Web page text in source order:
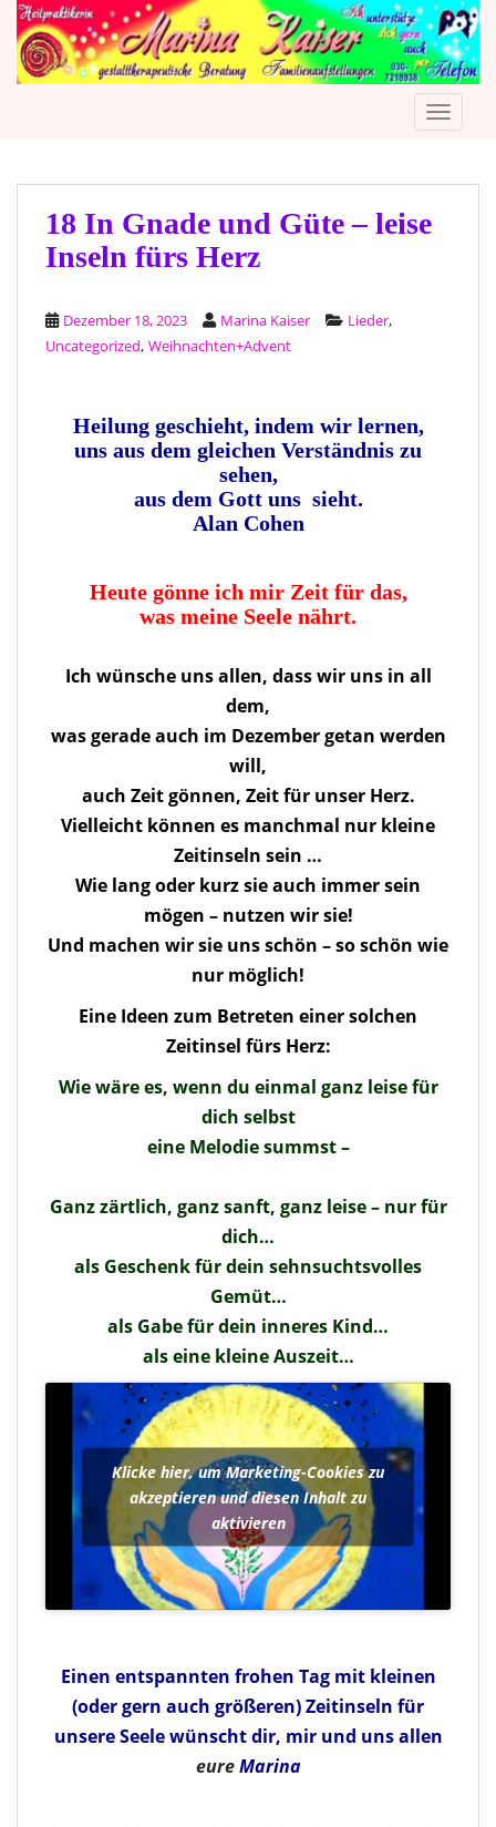
18 In Gnade und Güte – leise
Inseln fürs Herz
Dezember 18, 2023 Marina Kaiser Lieder,
Uncategorized, Weihnachten+Advent
Heilung geschieht, indem wir lernen,
uns aus dem gleichen Verständnis zu
sehen,
aus dem Gott uns sieht.
Alan Cohen
Heute gönne ich mir Zeit für das,
was meine Seele nährt.
Ich wünsche uns allen, dass wir uns in all
dem,
was gerade auch im Dezember getan werden
will,
auch Zeit gönnen, Zeit für unser Herz.
Vielleicht können es manchmal nur kleine
Zeitinseln sein …
Wie lang oder kurz sie auch immer sein
mögen – nutzen wir sie!
Und machen wir sie uns schön – so schön wie
nur möglich!
Eine Ideen zum Betreten einer solchen
Zeitinsel fürs Herz:
Wie wäre es, wenn du einmal ganz leise für
dich selbst
eine Melodie summst –
Ganz zärtlich, ganz sanft, ganz leise – nur für
dich…
als Geschenk für dein sehnsuchtsvolles
Gemüt…
als Gabe für dein inneres Kind…
als eine kleine Auszeit…
Klicke hier, um Marketing-Cookies zu
akzeptieren und diesen Inhalt zu
aktivieren
Einen entspannten frohen Tag mit kleinen
(oder gern auch größeren)Zeitinseln für
unsere Seele wünscht dir, mir und uns allen
eureMarina